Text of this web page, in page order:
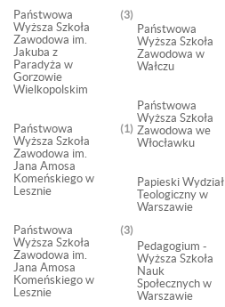
Państwowa
Wyższa Szkoła
Zawodowa im.
Jakuba z
Paradyża w
Gorzowie
Wielkopolskim
3
Państwowa
Wyższa Szkoła
Zawodowa im.
Jana Amosa
Komeńskiego w
Lesznie
1
Państwowa
Wyższa Szkoła
Zawodowa im.
Jana Amosa
Komeńskiego w
Lesznie
3
Państwowa
Wyższa Szkoła
Zawodowa w
Wałczu
Państwowa
Wyższa Szkoła
Zawodowa we
Włocławku
Papieski Wydział
Teologiczny w
Warszawie
Pedagogium -
Wyższa Szkoła
Nauk
Społecznych w
Warszawie